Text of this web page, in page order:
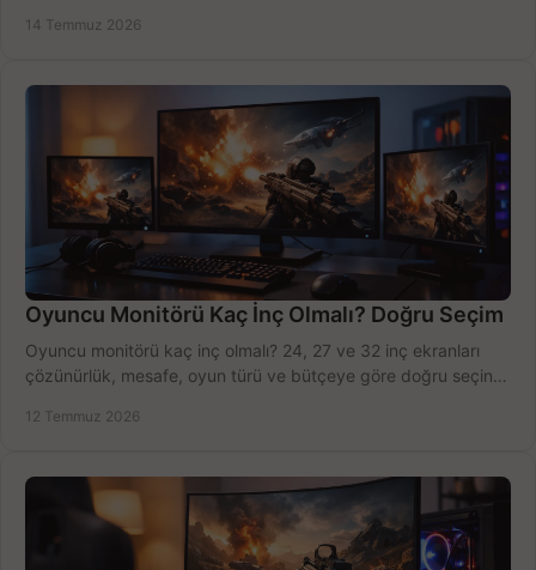
14 Temmuz 2026
Oyuncu Monitörü Kaç İnç Olmalı? Doğru Seçim
Oyuncu monitörü kaç inç olmalı? 24, 27 ve 32 inç ekranları
çözünürlük, mesafe, oyun türü ve bütçeye göre doğru seçin,
12 Temmuz 2026